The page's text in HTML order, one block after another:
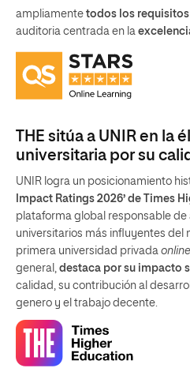
ampliamente todos los
auditoria centrada en la
THE sitúa a UNIR en la
universitaria por su
UNIR logra un posicionamiento
Impact Ratings 2026’ de Times
plataforma global responsable de
universitarios más influyentes del
primera universidad privada online
general, destaca por su impacto
calidad, su contribución al
genero y el trabajo decente.